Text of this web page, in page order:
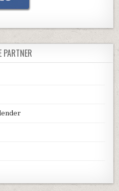
PARTNER